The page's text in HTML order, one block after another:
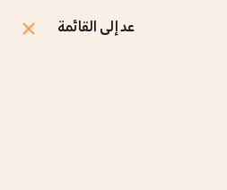
عد إلى القائمة